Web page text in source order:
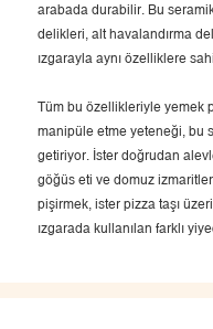
arabada durabilir. Bu
delikleri, alt havalandırma
ızgarayla aynı özelliklere
Tüm bu özellikleriyle yemek
manipüle etme yeteneği, bu
getiriyor. İster doğrudan
göğüs eti ve domuz
pişirmek, ister pizza taşı
ızgarada kullanılan farklı